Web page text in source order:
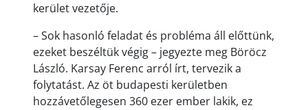
kerület vezetője.
– Sok hasonló feladat és probléma áll előttünk,
ezeket beszéltük végig – jegyezte meg Böröcz
László. Karsay Ferenc arról írt, tervezik a
folytatást. Az öt budapesti kerületben
hozzávetőlegesen 360 ezer ember lakik, ez